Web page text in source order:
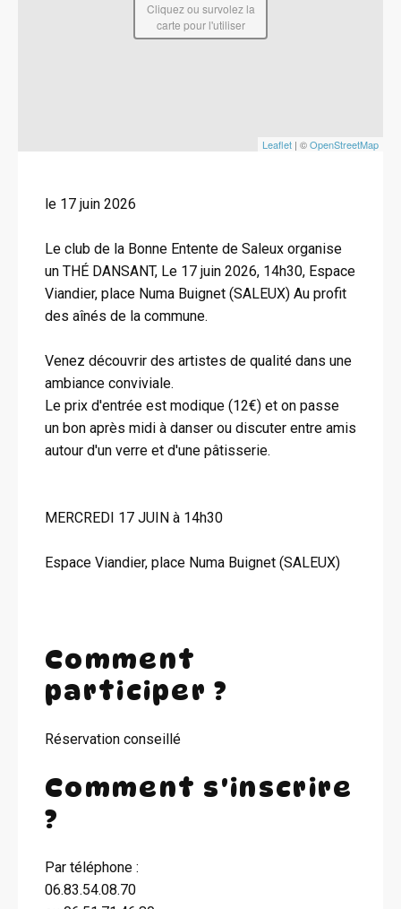
Leaflet | ©OpenStreetMap
Cliquez ou survolez la
carte pour l'utiliser
le 17 juin 2026
Le club de la Bonne Entente de Saleux organise
un THÉ DANSANT, Le 17 juin 2026, 14h30, Espace
Viandier, place Numa Buignet (SALEUX) Au profit
des aînés de la commune.
Venez découvrir des artistes de qualité dans une
ambiance conviviale.
Le prix d'entrée est modique (12€) et on passe
un bon après midi à danser ou discuter entre amis
autour d'un verre et d'une pâtisserie.
MERCREDI 17 JUIN à 14h30
Espace Viandier, place Numa Buignet (SALEUX)
Comment
participer ?
Réservation conseillé
Comment s'inscrire
?
Par téléphone :
06.83.54.08.70